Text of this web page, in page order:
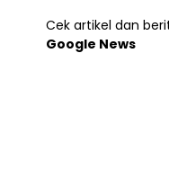
Cek artikel dan
Google News